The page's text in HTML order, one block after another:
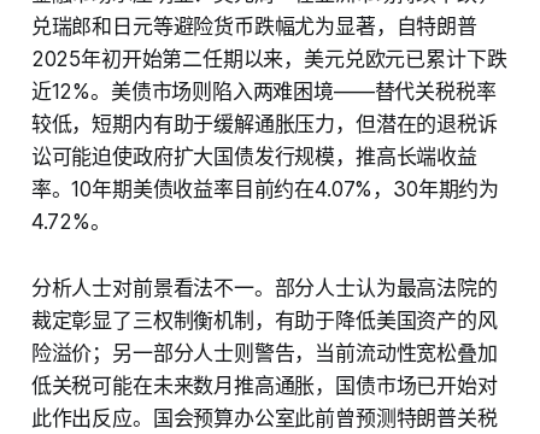
兑瑞郎和日元等避险货币跌幅尤为显著，自特朗普
2025年初开始第二任期以来，美元兑欧元已累计下跌
近12%。美债市场则陷入两难困境——替代关税税率
较低，短期内有助于缓解通胀压力，但潜在的退税诉
讼可能迫使政府扩大国债发行规模，推高长端收益
率。10年期美债收益率目前约在4.07%，30年期约为
4.72%。
分析人士对前景看法不一。部分人士认为最高法院的
裁定彰显了三权制衡机制，有助于降低美国资产的风
险溢价；另一部分人士则警告，当前流动性宽松叠加
低关税可能在未来数月推高通胀，国债市场已开始对
此作出反应。国会预算办公室此前曾预测特朗普关税